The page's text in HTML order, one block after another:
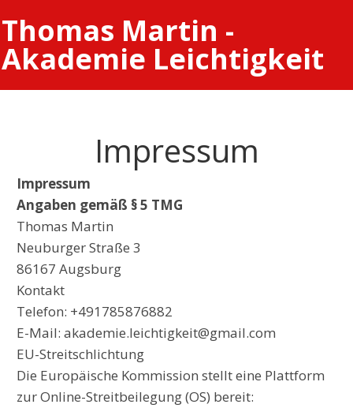
Thomas Martin -
Akademie Leichtigkeit
Impressum
Impressum
Angaben gemäß § 5 TMG
Thomas Martin
Neuburger Straße 3
86167 Augsburg
Kontakt
Telefon: +491785876882
E-Mail: akademie.leichtigkeit@gmail.com
EU-Streitschlichtung
Die Europäische Kommission stellt eine Plattform
zur Online-Streitbeilegung (OS) bereit: